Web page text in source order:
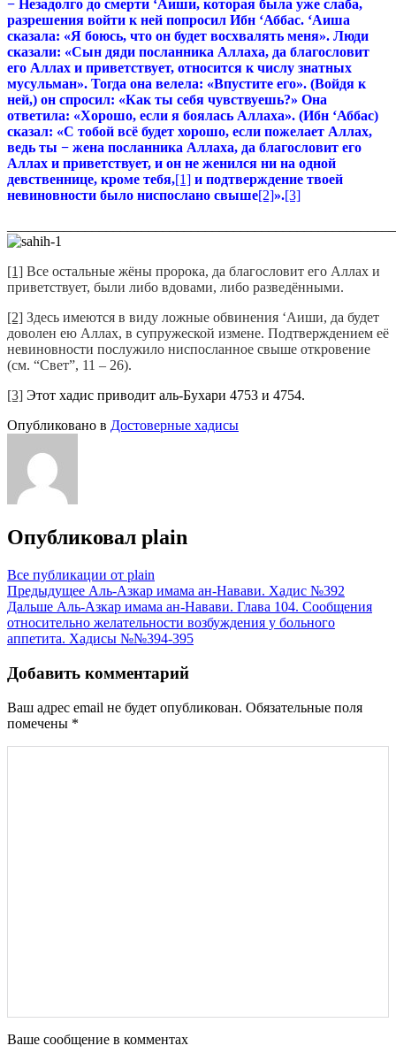
− Незадолго до смерти ‘Аиши, которая была уже слаба,
разрешения войти к ней попросил Ибн ‘Аббас. ‘Аиша
сказала: «Я боюсь, что он будет восхвалять меня». Люди
сказали: «Сын дяди посланника Аллаха, да благословит
его Аллах и приветствует, относится к числу знатных
мусульман». Тогда она велела: «Впустите его». (Войдя к
ней,) он спросил: «Как ты себя чувствуешь?» Она
ответила: «Хорошо, если я боялась Аллаха». (Ибн ‘Аббас)
сказал: «С тобой всё будет хорошо, если пожелает Аллах,
ведь ты − жена посланника Аллаха, да благословит его
Аллах и приветствует, и он не женился ни на одной
девственнице, кроме тебя,[1] и подтверждение твоей
невиновности было ниспослано свыше[2]».[3]
[1] Все остальные жёны пророка, да благословит его Аллах и
приветствует, были либо вдовами, либо разведёнными.
[2] Здесь имеются в виду ложные обвинения ‘Аиши, да будет
доволен ею Аллах, в супружеской измене. Подтверждением её
невиновности послужило ниспосланное свыше откровение
(см. “Свет”, 11 – 26).
[3] Этот хадис приводит аль-Бухари 4753 и 4754.
Опубликовано в Достоверные хадисы
Опубликовал plain
Все публикации от plain
Навигация
по
записям
Предыдущее Аль-Азкар имама ан-Навави. Хадис №392
Дальше Аль-Азкар имама ан-Навави. Глава 104. Сообщения
относительно желательности возбуждения у больного
аппетита. Хадисы №№394-395
Добавить комментарий
Ваш адрес email не будет опубликован. Обязательные поля
помечены *
Ваше сообщение в комментах